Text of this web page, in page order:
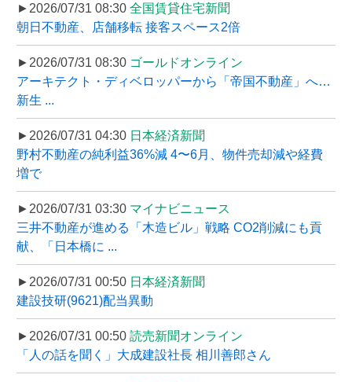
►2026/07/31 08:30 全国賃貸住宅新聞
朝日不動産、店舗移転 接客スペース2倍
►2026/07/31 08:30 ゴールドオンライン
アーキテクト・ディベロッパーから「帝国不動産」へ…
新生 ...
►2026/07/31 04:30 日本経済新聞
野村不動産の純利益36%減 4〜6月、物件売却減や経費
増で
►2026/07/31 03:30 マイナビニュース
三井不動産が進める「木造ビル」戦略 CO2削減にも貢
献、「日本橋に ...
►2026/07/31 00:50 日本経済新聞
建設技研(9621)配当異動
►2026/07/31 00:50 読売新聞オンライン
「人の話を聞く」大成建設社長 相川善郎さん